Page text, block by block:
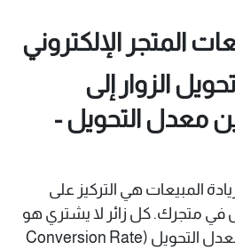
المتجر الإلكتروني
الزوار إلى
معدل التحويل -
المبيعات هي التركيز على
في متجرك. كل زائر لا يشتري هو
فرصة ضائعة. تحسين معدل التحويل (Conversion Rate